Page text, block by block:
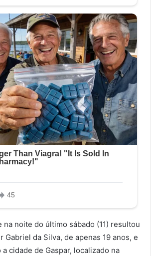
na noite do último sábado (11) resultou
Gabriel da Silva, de apenas 19 anos, e
cidade de Gaspar, localizado na